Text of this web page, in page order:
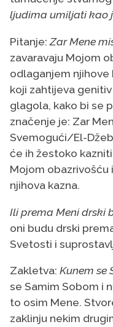
ljudima umiljati kao
Pitanje: Zar Mene
zavaravaju Mojom
odlaganjem njihove
koji zahtijeva
glagola, kako bi se
značenje je: Zar
Svemogući/El-
će ih žestoko
Mojom obazrivošću
njihova kazna.
Ili prema Meni drski
oni budu drski
Svetosti i
Zakletva: Kunem se
se Samim Sobom i
to osim Mene.
zaklinju nekim